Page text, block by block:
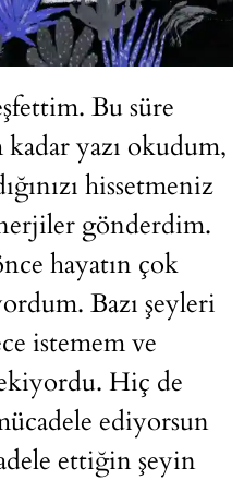
Bu süre
yazı okudum,
hissetmeniz
gönderdim.
hayatın çok
Bazı şeyleri
istemem ve
Hiç de
ediyorsun
ettiğin şeyin